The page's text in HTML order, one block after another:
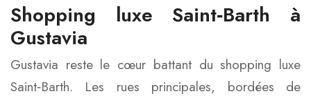
Shopping luxe Saint‑Barth à
Gustavia
Gustavia reste le cœur battant du shopping luxe
Saint‑Barth. Les rues principales, bordées de